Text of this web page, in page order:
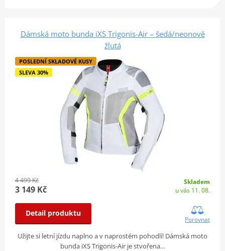
Dámská moto bunda iXS Trigonis-Air – šedá/neonově
žlutá
POSLEDNÍ SKLADOVÉ KUSY
SLEVA 30%
4 499 Kč
3 149 Kč
Skladem
u vás 11. 08.
Detail produktu
Porovnat
Užijte si letní jízdu naplno a v naprostém pohodlí! Dámská moto
bunda iXS Trigonis-Air je stvořena…